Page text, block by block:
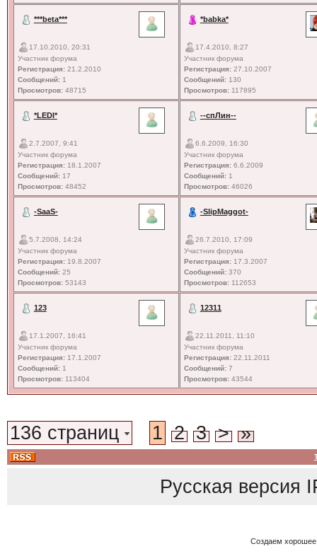
***beta***
17.10.2010, 20:31
Участник форума
Регистрация:21.2.2010
Сообщений:1
Просмотров:48715
*babka*
17.4.2010, 8:27
Участник форума
Регистрация:27.10.2007
Сообщений:130
Просмотров:117895
*LEDI*
2.7.2007, 9:41
Участник форума
Регистрация:18.1.2007
Сообщений:17
Просмотров:48452
--спЛин--
6.6.2009, 16:30
Участник форума
Регистрация:6.6.2009
Сообщений:1
Просмотров:46026
-SaaS-
5.7.2008, 14:24
Участник форума
Регистрация:19.8.2007
Сообщений:25
Просмотров:53143
-SlipMaggot-
26.7.2010, 17:09
Участник форума
Регистрация:17.3.2007
Сообщений:370
Просмотров:112653
123
17.1.2007, 16:41
Участник форума
Регистрация:17.1.2007
Сообщений:1
Просмотров:113404
12311
22.11.2011, 11:10
Участник форума
Регистрация:22.11.2011
Сообщений:7
Просмотров:43544
136 страниц 1 2 3 > »
Русская версия
Создаем